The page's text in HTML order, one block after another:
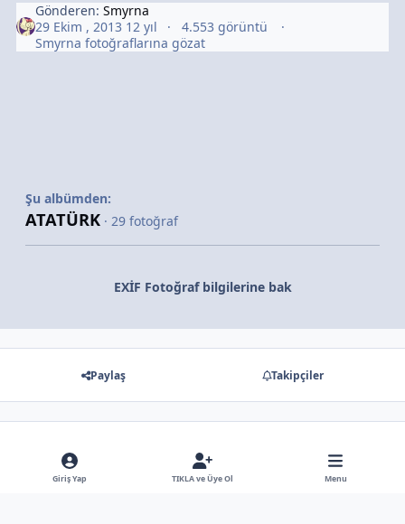
Gönderen:Smyrna
29 Ekim , 2013 12 yıl
4.553 görüntü
Smyrna fotoğraflarına gözat
Şu albümden:
ATATÜRK · 29 fotoğraf
EXİF Fotoğraf bilgilerine bak
Paylaş Takipçiler
Gösterilecek hiç bir yorum yok
Giriş Yap TIKLA ve Üye Ol Menu